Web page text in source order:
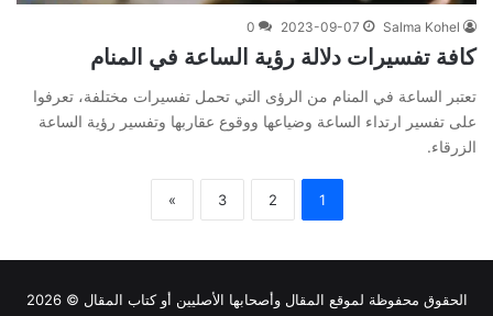
Salma Kohel
2023-09-07
0
كافة تفسيرات دلالة رؤية الساعة في المنام
تعتبر الساعة في المنام من الرؤى التي تحمل تفسيرات مختلفة، تعرفوا
على تفسير ارتداء الساعة وضياعها ووقوع عقاربها وتفسير رؤية الساعة
الزرقاء.
1
2
3
»
الحقوق محفوظة لموقع المقال وأصحابها الأصليين أو كتاب المقال © 2026